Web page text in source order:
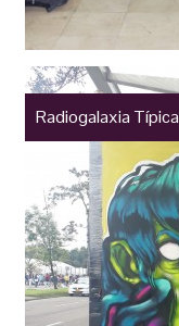
Radiogalaxia Típica